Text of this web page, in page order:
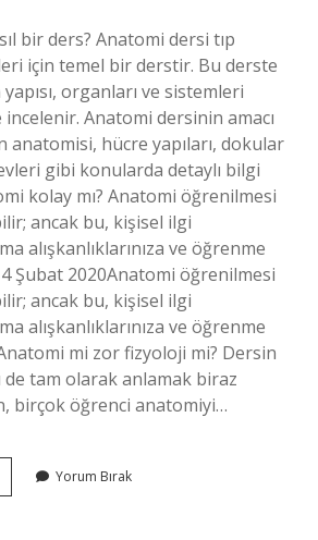
bir ders? Anatomi dersi tıp
için temel bir derstir. Bu derste
organları ve sistemleri
incelenir. Anatomi dersinin amacı
anatomisi, hücre yapıları, dokular
gibi konularda detaylı bilgi
kolay mı? Anatomi öğrenilmesi
ancak bu, kişisel ilgi
alışkanlıklarınıza ve öğrenme
Şubat 2020Anatomi öğrenilmesi
ancak bu, kişisel ilgi
alışkanlıklarınıza ve öğrenme
mi zor fizyoloji mi? Dersin
tam olarak anlamak biraz
birçok öğrenci anatomiyi…
Yorum Bırak